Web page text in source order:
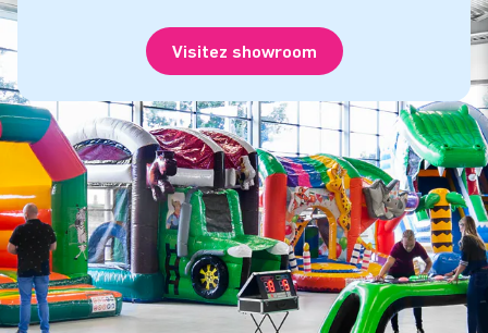
Visitez showroom